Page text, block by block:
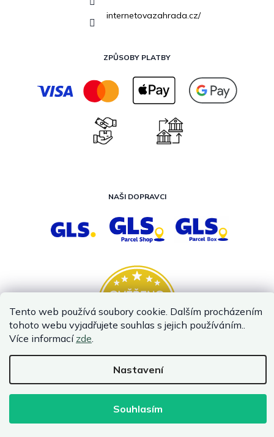
Tento web používá soubory cookie. Dalším procházením
tohoto webu vyjadřujete souhlas s jejich používáním..
Více informací zde.
Nastavení
Souhlasím
Infolinka je z technických příčin nedostupná. Kontaktujte
nás prosím emailem.
internetovazahrada.cz/
ZPŮSOBY PLATBY
NAŠI DOPRAVCI
Vytvořil Shoptet